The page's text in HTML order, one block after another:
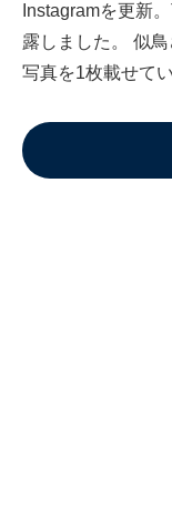
Instagramを更新
露しました。 似
写真を1枚載せて